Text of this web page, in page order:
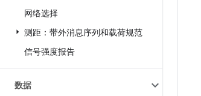
网络选择
测距：带外消息序列和载荷规范
信号强度报告
数据